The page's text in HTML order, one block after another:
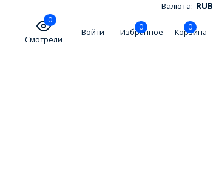
Валюта: RUB
0
Смотрели
Войти
0
Избранное
0
Корзина